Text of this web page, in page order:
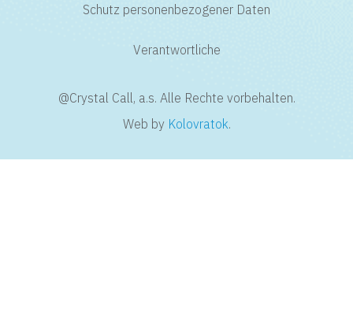
Schutz personenbezogener Daten
Verantwortliche
@Crystal Call, a.s. Alle Rechte vorbehalten.
Web by Kolovratok.